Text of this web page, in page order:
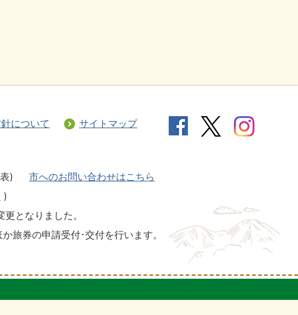
について サイトマップ
表)
市へのお問い合わせはこちら
)
となりました。
旅券の申請受付･交付を行います。